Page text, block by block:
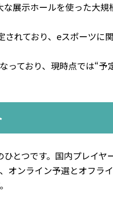
展示ホールを使った大
れており、eスポーツに
っており、現時点では“予
とつです。国内プレイヤ
オンライン予選とオフラ